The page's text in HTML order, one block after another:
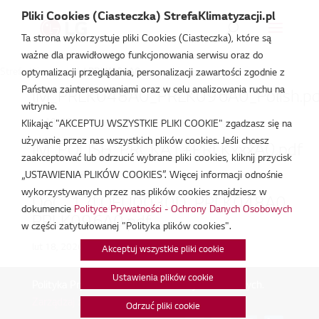
Strefa Klimatyzacji /PRLK096A0
lut 19, 2026
IM_POLISH_PRCKA1+PRLKxxxA0.pdf
lut 19, 2026
DoC_17LQEU0030D_PRLK048A0,
PRLK096A0.pdf
Polityka Prywatności - Ochrona danych osobowych.
Zarządzaj zgodami na pliki cookie
Pliki Cookies (Ciasteczka) StrefaKlimatyzacji.pl
Ta strona wykorzystuje pliki Cookies (Ciasteczka), które są
ważne dla prawidłowego funkcjonowania serwisu oraz do
optymalizacji przeglądania, personalizacji zawartości zgodnie z
Państwa zainteresowaniami oraz w celu analizowania ruchu na
witrynie.
Klikając "AKCEPTUJ WSZYSTKIE PLIKI COOKIE" zgadzasz się na
używanie przez nas wszystkich plików cookies. Jeśli chcesz
zaakceptować lub odrzucić wybrane pliki cookies, kliknij przycisk
„USTAWIENIA PLIKÓW COOKIES”. Więcej informacji odnośnie
wykorzystywanych przez nas plików cookies znajdziesz w
dokumencie Polityce Prywatności - Ochrony Danych Osobowych
w części zatytułowanej "Polityka plików cookies".
Akceptuj wszystkie pliki cookie
Ustawienia plików cookie
Odrzuć pliki cookie